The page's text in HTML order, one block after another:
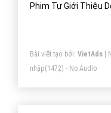
Phim Tự Giới Thiệu
Bài viết tạo bởi: VietAds|
nhập(1472) - No Audio